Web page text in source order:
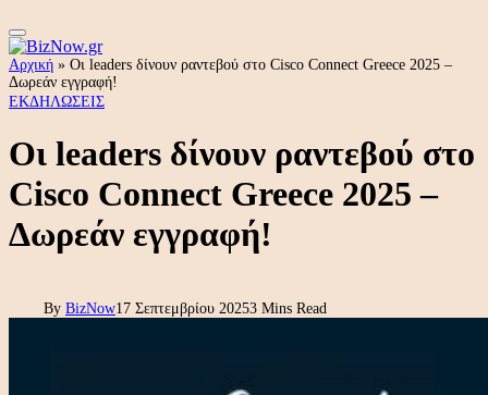
Αρχική » Οι leaders δίνουν ραντεβού στο Cisco Connect Greece 2025 –
Δωρεάν εγγραφή!
ΕΚΔΗΛΩΣΕΙΣ
Οι leaders δίνουν ραντεβού στο
Cisco Connect Greece 2025 –
Δωρεάν εγγραφή!
By BizNow17 Σεπτεμβρίου 20253 Mins Read